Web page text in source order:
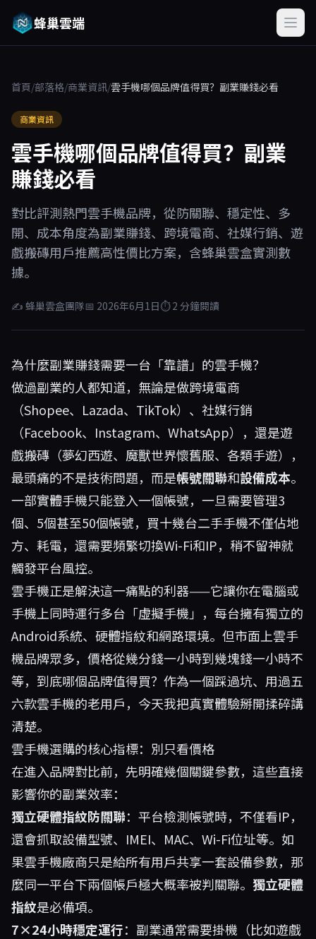
蜂巢雲端
首頁/部落格/商業資訊/雲手機哪個品牌值得買？副業賺錢必看
商業資訊
雲手機哪個品牌值得買？副業
賺錢必看
對比評測熱門雲手機品牌，從防關聯、穩定性、多
開、成本角度為副業賺錢、跨境電商、社媒行銷、遊
戲搬磚用戶推薦高性價比方案，含蜂巢雲盒實測數
據。
✍ 蜂巢雲盒團隊📅 2026年6月1日⏱ 2 分鐘閱讀
為什麼副業賺錢需要一台「靠譜」的雲手機？
做過副業的人都知道，無論是做跨境電商
（Shopee、Lazada、TikTok）、社媒行銷
（Facebook、Instagram、WhatsApp），還是遊
戲搬磚（夢幻西遊、魔獸世界懷舊服、各類手遊），
最頭痛的不是技術問題，而是帳號關聯和設備成本。
一部實體手機只能登入一個帳號，一旦需要管理3
個、5個甚至50個帳號，買十幾台二手手機不僅佔地
方、耗電，還需要頻繁切換Wi-Fi和IP，稍不留神就
觸發平台風控。
雲手機正是解決這一痛點的利器——它讓你在電腦或
手機上同時運行多台「虛擬手機」，每台擁有獨立的
Android系統、硬體指紋和網路環境。但市面上雲手
機品牌眾多，價格從幾分錢一小時到幾塊錢一小時不
等，到底哪個品牌值得買？作為一個踩過坑、用過五
六款雲手機的老用戶，今天我把真實體驗掰開揉碎講
清楚。
雲手機選購的核心指標：別只看價格
在進入品牌對比前，先明確幾個關鍵參數，這些直接
影響你的副業效率：
獨立硬體指紋防關聯：平台檢測帳號時，不僅看IP，
還會抓取設備型號、IMEI、MAC、Wi-Fi位址等。如
果雲手機廠商只是給所有用戶共享一套設備參數，那
麼同一平台下兩個帳戶極大概率被判關聯。 獨立硬體
指紋是必備項。
7×24小時穩定運行：副業通常需要掛機（比如遊戲